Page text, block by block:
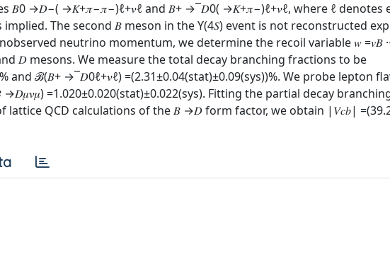
𝐵0 →𝐷−⁡( →𝐾+⁢𝜋−⁢𝜋−)⁢ℓ+⁢𝜈ℓ and 𝐵+ →¯𝐷0⁡( →𝐾+⁢𝜋−)⁢ℓ+⁢𝜈ℓ, where ℓ denotes
The second 𝐵 meson in the ϒ⁡(4⁢𝑆) event is not reconstructed
neutrino momentum, we determine the recoil variable 𝑤 =𝑣𝐵
𝐷 mesons. We measure the total decay branching fractions to be
and ℬ⁡(𝐵+ →¯𝐷0⁢ℓ+⁢𝜈ℓ) =(2.31±0.04⁢(stat)±0.09⁢(sys))%. We probe lepton
=1.020±0.020⁢(stat)±0.022⁢(sys). Fitting the partial decay
lattice QCD calculations of the 𝐵 →𝐷 form factor, we obtain |𝑉𝑐⁢𝑏|